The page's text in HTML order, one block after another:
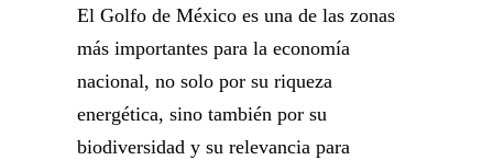
El Golfo de México es una de las zonas
más importantes para la economía
nacional, no solo por su riqueza
energética, sino también por su
biodiversidad y su relevancia para